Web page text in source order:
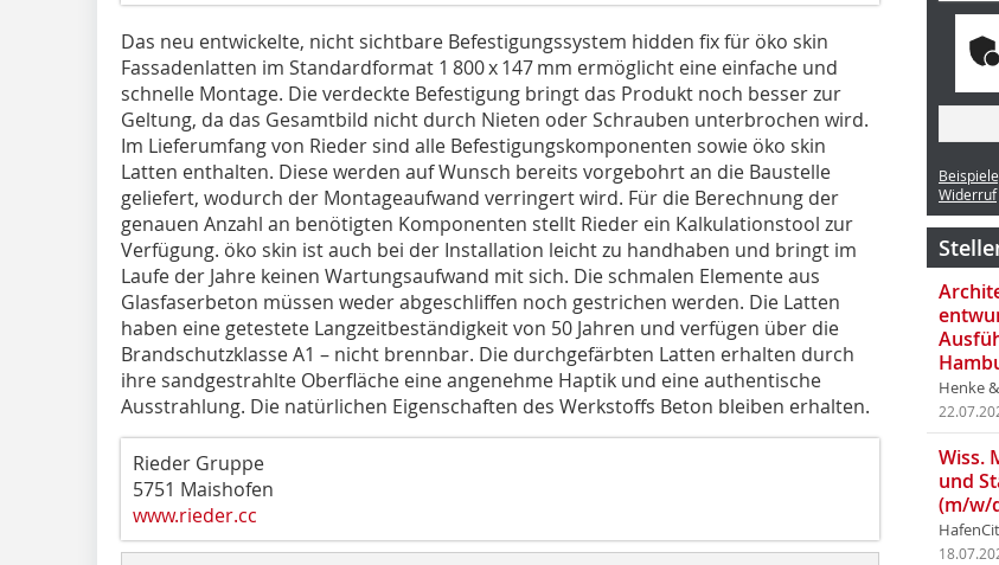
Das neu entwickelte, nicht sichtbare Befestigungssystem hidden fix für öko skin
Fassadenlatten im Standardformat 1 800 x 147 mm ermöglicht eine einfache und
schnelle Montage. Die verdeckte Befestigung bringt das Produkt noch besser zur
Geltung, da das Gesamtbild nicht durch Nieten oder Schrauben unterbrochen wird.
Im Lieferumfang von Rieder sind alle Befestigungskomponenten sowie öko skin
Latten enthalten. Diese werden auf Wunsch bereits vorgebohrt an die Baustelle
geliefert, wodurch der Montageaufwand verringert wird. Für die Berechnung der
genauen Anzahl an benötigten Komponenten stellt Rieder ein Kalkulationstool zur
Verfügung. öko skin ist auch bei der Installation leicht zu handhaben und bringt im
Laufe der Jahre keinen Wartungsaufwand mit sich. Die schmalen Elemente aus
Glasfaserbeton müssen weder abgeschliffen noch gestrichen werden. Die Latten
haben eine getestete Langzeitbeständigkeit von 50 Jahren und verfügen über die
Brandschutzklasse A1 – nicht brennbar. Die durchgefärbten Latten erhalten durch
ihre sandgestrahlte Oberfläche eine angenehme Haptik und eine authentische
Ausstrahlung. Die natürlichen Eigenschaften des Werkstoffs Beton bleiben erhalten.
Rieder Gruppe
5751 Maishofen
www.rieder.cc
Widerruf
Henke
Wiss.
und
(m/w/